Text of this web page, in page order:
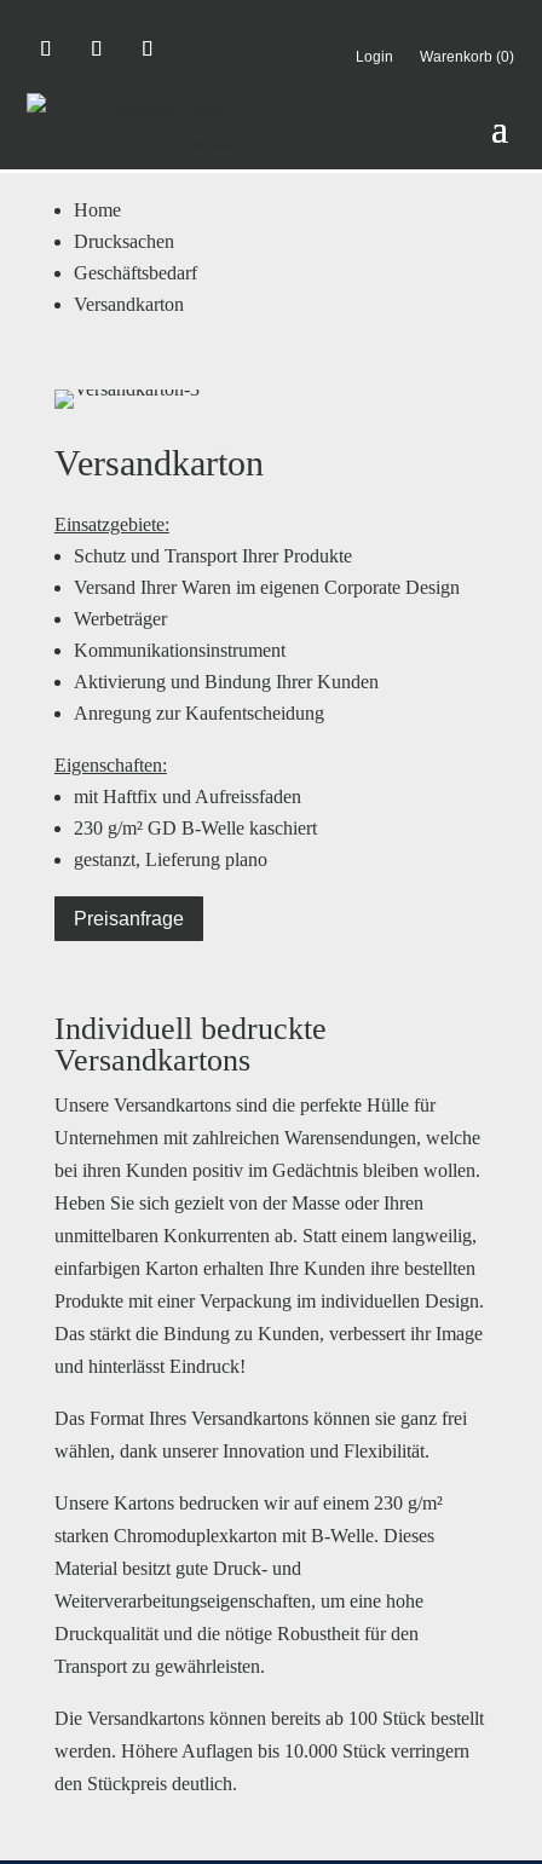
Login Warenkorb (0)
Home
Drucksachen
Geschäftsbedarf
Versandkarton
Versandkarton
Einsatzgebiete:
Schutz und Transport Ihrer Produkte
Versand Ihrer Waren im eigenen Corporate Design
Werbeträger
Kommunikationsinstrument
Aktivierung und Bindung Ihrer Kunden
Anregung zur Kaufentscheidung
Eigenschaften:
mit Haftfix und Aufreissfaden
230 g/m² GD B-Welle kaschiert
gestanzt, Lieferung plano
Preisanfrage
Individuell bedruckte
Versandkartons
Unsere Versandkartons sind die perfekte Hülle für
Unternehmen mit zahlreichen Warensendungen, welche
bei ihren Kunden positiv im Gedächtnis bleiben wollen.
Heben Sie sich gezielt von der Masse oder Ihren
unmittelbaren Konkurrenten ab. Statt einem langweilig,
einfarbigen Karton erhalten Ihre Kunden ihre bestellten
Produkte mit einer Verpackung im individuellen Design.
Das stärkt die Bindung zu Kunden, verbessert ihr Image
und hinterlässt Eindruck!
Das Format Ihres Versandkartons können sie ganz frei
wählen, dank unserer Innovation und Flexibilität.
Unsere Kartons bedrucken wir auf einem 230 g/m²
starken Chromoduplexkarton mit B-Welle. Dieses
Material besitzt gute Druck- und
Weiterverarbeitungseigenschaften, um eine hohe
Druckqualität und die nötige Robustheit für den
Transport zu gewährleisten.
Die Versandkartons können bereits ab 100 Stück bestellt
werden. Höhere Auflagen bis 10.000 Stück verringern
den Stückpreis deutlich.